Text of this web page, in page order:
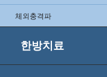
체외충격파
한방치료